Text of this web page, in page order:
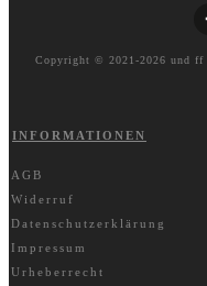
Copyright © 2021-2026 und ff
INFORMATIONEN
AGB
Widerruf
Datenschutzerklärung
Impressum
Urheberrecht